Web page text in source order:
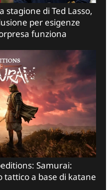
stagione di Ted Lasso,
per esigenze
funziona
Samurai:
tattico a base di katane